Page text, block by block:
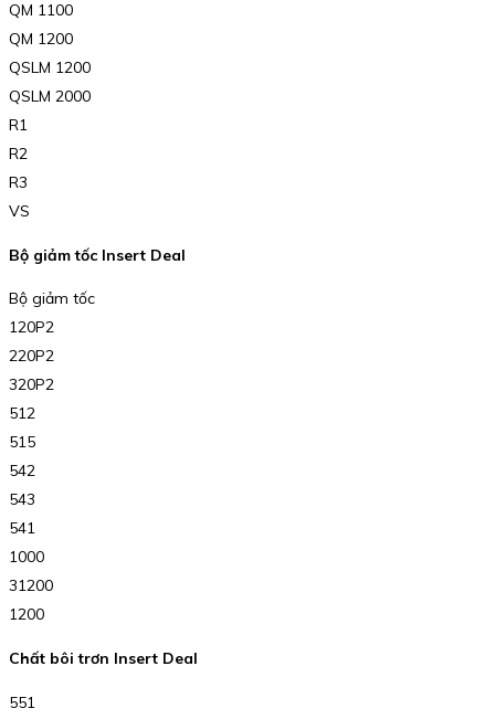
QM 1100
QM 1200
QSLM 1200
QSLM 2000
R1
R2
R3
VS
Bộ giảm tốc Insert Deal
Bộ giảm tốc
120P2
220P2
320P2
512
515
542
543
541
1000
31200
1200
Chất bôi trơn Insert Deal
551